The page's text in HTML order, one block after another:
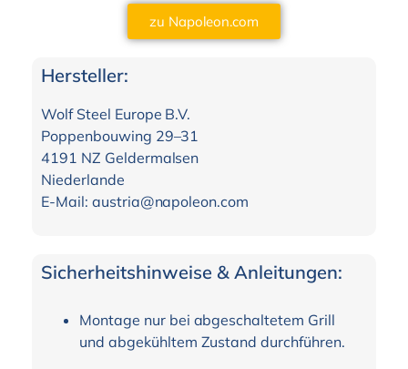
zu Napoleon.com
Hersteller:
Wolf Steel Europe B.V.
Poppenbouwing 29–31
4191 NZ Geldermalsen
Niederlande
E-Mail: austria@napoleon.com
Sicherheitshinweise & Anleitungen:
Montage nur bei abgeschaltetem Grill
und abgekühltem Zustand durchführen.